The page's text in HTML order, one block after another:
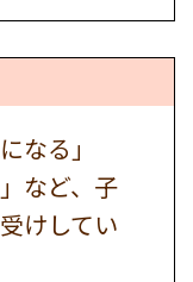
なる」
など、子
けしてい